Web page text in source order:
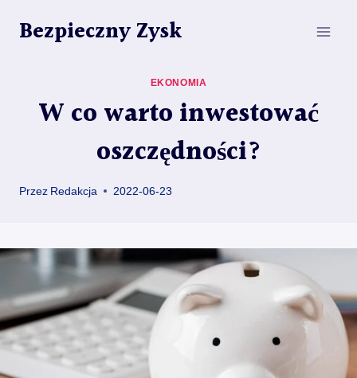
Bezpieczny Zysk
EKONOMIA
W co warto inwestować
oszczędności?
Przez Redakcja 2022-06-23